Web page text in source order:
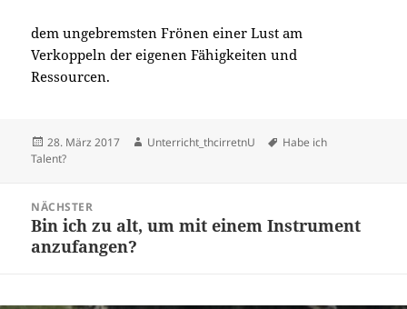
dem ungebremsten Frönen einer Lust am
Verkoppeln der eigenen Fähigkeiten und
Ressourcen.
Veröffentlicht
am
28. März 2017 Autor
Unterricht_thcirretnU Schlagwörter
Habe ich
Talent?
NÄCHSTER
Nächster
Beitrag:
Bin ich zu alt, um mit einem Instrument
anzufangen?